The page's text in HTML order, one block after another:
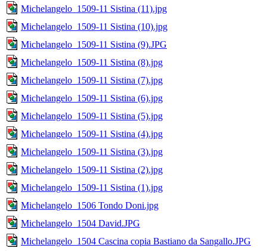
Michelangelo_1509-11 Sistina (11).jpg
Michelangelo_1509-11 Sistina (10).jpg
Michelangelo_1509-11 Sistina (9).JPG
Michelangelo_1509-11 Sistina (8).jpg
Michelangelo_1509-11 Sistina (7).jpg
Michelangelo_1509-11 Sistina (6).jpg
Michelangelo_1509-11 Sistina (5).jpg
Michelangelo_1509-11 Sistina (4).jpg
Michelangelo_1509-11 Sistina (3).jpg
Michelangelo_1509-11 Sistina (2).jpg
Michelangelo_1509-11 Sistina (1).jpg
Michelangelo_1506 Tondo Doni.jpg
Michelangelo_1504 David.JPG
Michelangelo_1504 Cascina copia Bastiano da Sangallo.JPG